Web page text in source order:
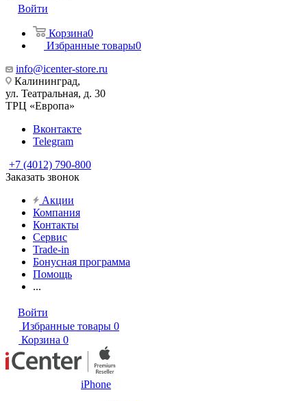
Войти
Корзина0
Избранные товары0
info@icenter-store.ru
Калининград,
ул. Театральная, д. 30
ТРЦ «Европа»
Вконтакте
Telegram
+7 (4012) 790-800
Заказать звонок
Акции
Компания
Контакты
Сервис
Trade-in
Бонусная программа
Помощь
...
Войти
Избранные товары 0
Корзина 0
iPhone